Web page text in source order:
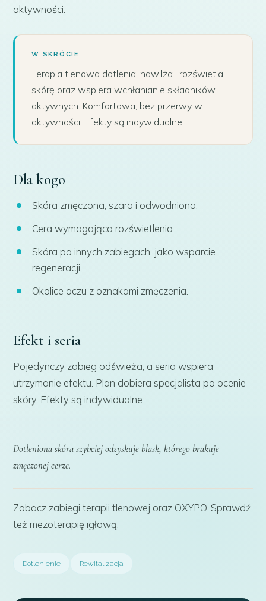
aktywności.
W SKRÓCIE
Terapia tlenowa dotlenia, nawilża i rozświetla
skórę oraz wspiera wchłanianie składników
aktywnych. Komfortowa, bez przerwy w
aktywności. Efekty są indywidualne.
Dla kogo
Skóra zmęczona, szara i odwodniona.
Cera wymagająca rozświetlenia.
Skóra po innych zabiegach, jako wsparcie
regeneracji.
Okolice oczu z oznakami zmęczenia.
Efekt i seria
Pojedynczy zabieg odświeża, a seria wspiera
utrzymanie efektu. Plan dobiera specjalista po ocenie
skóry. Efekty są indywidualne.
Dotleniona skóra szybciej odzyskuje blask, którego brakuje
zmęczonej cerze.
Zobacz zabiegi terapii tlenowej oraz OXYPO . Sprawdź
też mezoterapię igłową
Dotlenienie Rewitalizacja